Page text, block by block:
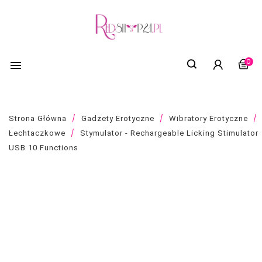
 0
Strona Główna Gadżety Erotyczne
Wibratory Erotyczne
Łechtaczkowe
Stymulator - Rechargeable Licking Stimulator
USB 10 Functions